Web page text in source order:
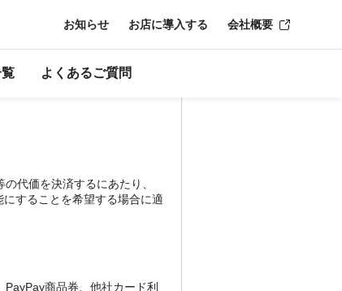
よくあるご質問
お知らせ お店に導入する 会社概要
代価を決済するにあたり、
することを希望する場合に適
商品券、他社カード利